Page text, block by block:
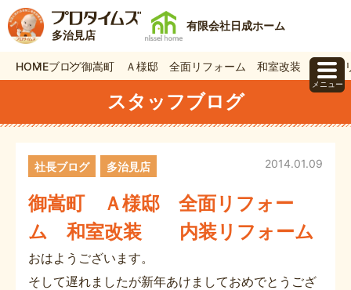
多治見店
有限会社日成ホーム
HOMEブログ御嵩町 Ａ様邸 全面リフォーム 和室改装 内装
スタッフブログ
御嵩町 Ａ様邸 全面リフォー
ム 和室改装 内装リフォーム
2014.01.09
社長ブログ 多治見店
おはようございます。
そして遅れましたが新年あけましておめでとうござ
メニュー